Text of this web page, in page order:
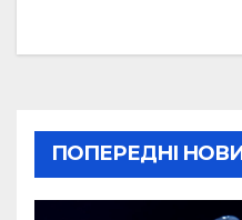
ПОПЕРЕДНІ